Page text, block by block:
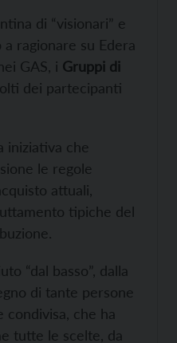
di “visionari” e
ragionare su Edera
GAS, i Gruppi di
dei partecipanti
iniziativa che
le regole
attuali,
tipiche del
“dal basso”, dalla
di tante persone
condivisa, che ha
tutte le scelte, da